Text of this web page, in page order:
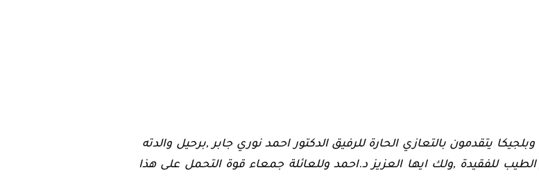
يتقدمون بالتعازي الحارة للرفيق الدكتور احمد نوري جابر ,برحيل والدته
للفقيدة ,ولك ايها العزيز د.احمد وللعائلة جمعاء قوة التحمل على هذا